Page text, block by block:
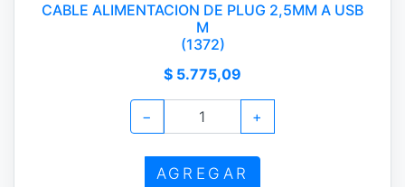
CABLE ALIMENTACION DE PLUG 2,5MM A USB
M
(1372)
$ 5.775,09
− +
AGREGAR